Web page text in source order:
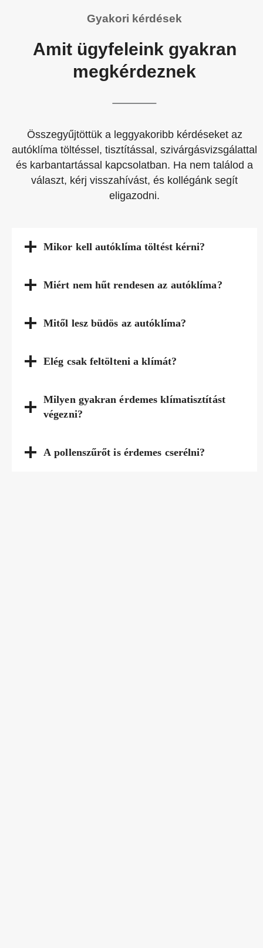
Gyakori kérdések
Amit ügyfeleink gyakran
megkérdeznek
Összegyűjtöttük a leggyakoribb kérdéseket az
autóklíma töltéssel, tisztítással, szivárgásvizsgálattal
és karbantartással kapcsolatban. Ha nem találod a
választ, kérj visszahívást, és kollégánk segít
eligazodni.
Mikor kell autóklíma töltést kérni?
Miért nem hűt rendesen az autóklíma?
Mitől lesz büdös az autóklíma?
Elég csak feltölteni a klímát?
Milyen gyakran érdemes klímatisztítást
végezni?
A pollenszűrőt is érdemes cserélni?